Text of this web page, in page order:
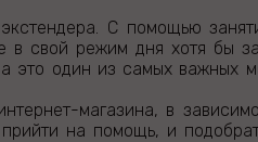
С помощью
в свой режим дня хотя бы
это один из самых важных
магазина, в
на помощь, и